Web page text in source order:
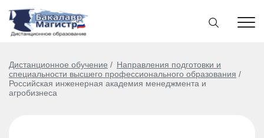
Дистанционное обучение
Направления подготовки и
специальности высшего профессионального образования
Российская инженерная академия менеджмента и
агробизнеса